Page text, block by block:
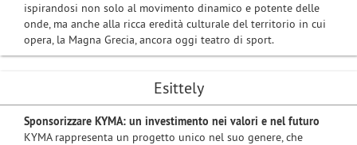
ispirandosi non solo al movimento dinamico e potente delle
onde, ma anche alla ricca eredità culturale del territorio in cui
opera, la Magna Grecia, ancora oggi teatro di sport.
Esittely
Sponsorizzare KYMA: un investimento nei valori e nel futuro
KYMA rappresenta un progetto unico nel suo genere, che